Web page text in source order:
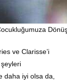
ve Clarisse’i
daha iyi olsa da,